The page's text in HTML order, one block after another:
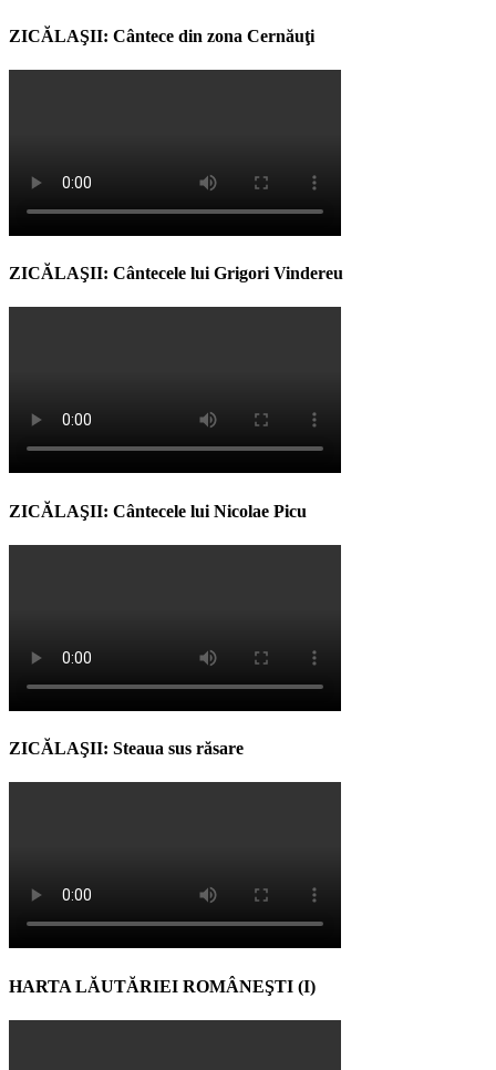
ZICĂLAŞII: Cântece din zona Cernăuţi
ZICĂLAŞII: Cântecele lui Grigori Vindereu
ZICĂLAŞII: Cântecele lui Nicolae Picu
ZICĂLAŞII: Steaua sus răsare
HARTA LĂUTĂRIEI ROMÂNEŞTI (I)